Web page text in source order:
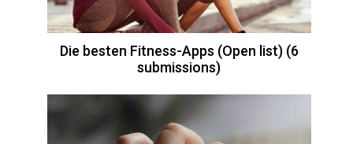
Die besten Fitness-Apps (Open list) (6
submissions)